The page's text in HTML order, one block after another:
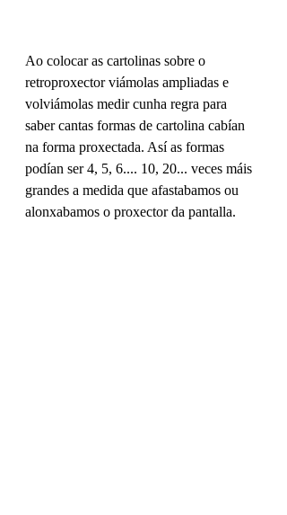
Ao colocar as cartolinas sobre o
retroproxector viámolas ampliadas e
volviámolas medir cunha regra para
saber cantas formas de cartolina cabían
na forma proxectada. Así as formas
podían ser 4, 5, 6.... 10, 20... veces máis
grandes a medida que afastabamos ou
alonxabamos o proxector da pantalla.